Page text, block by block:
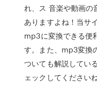
れ、ス 音楽や動画
ありますよね！当サ
mp3に変換できる便
す。また、mp3変換
ついても解説してい
ェックしてください